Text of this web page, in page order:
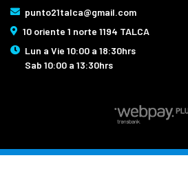
punto21talca@gmail.com
10 oriente 1 norte 1194 TALCA
Lun a Vie 10:00 a 18:30hrs
Sab 10:00 a 13:30hrs